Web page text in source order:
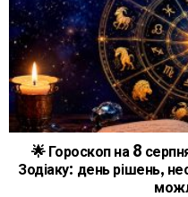
🌟 Гороскоп на 8
Зодіаку: день рішень,